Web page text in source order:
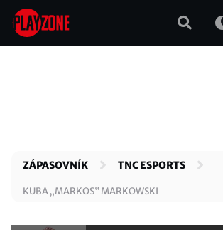
Přejít
hlavnímu
ZÁPASOVNÍK TNC ESPORTS
KUBA „MARKOS“ MARKOWSKI